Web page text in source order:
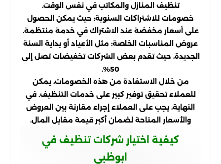
تنظيف المنازل والمكاتب في نفس الوقت.
خصومات للاشتراكات السنوية: حيث يمكن الحصول
على أسعار مخفضة عند الاشتراك في خدمة منتظمة.
عروض المناسبات الخاصة: مثل الأعياد أو بداية السنة
الجديدة، حيث تقدم بعض الشركات تخفيضات تصل إلى
50%.
من خلال الاستفادة من هذه الخصومات، يمكن
للعملاء تحقيق توفير كبير على خدمات التنظيف. في
النهاية، يجب على العملاء إجراء مقارنة بين العروض
والأسعار المتاحة لضمان أكبر قيمة مقابل المال.
كيفية اختيار شركات تنظيف في
ابوظبي